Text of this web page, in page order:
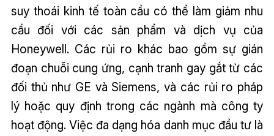
suy thoái kinh tế toàn cầu có thể làm giảm nhu
cầu đối với các sản phẩm và dịch vụ của
Honeywell. Các rủi ro khác bao gồm sự gián
đoạn chuỗi cung ứng, cạnh tranh gay gắt từ các
đối thủ như GE và Siemens, và các rủi ro pháp
lý hoặc quy định trong các ngành mà công ty
hoạt động. Việc đa dạng hóa danh mục đầu tư là